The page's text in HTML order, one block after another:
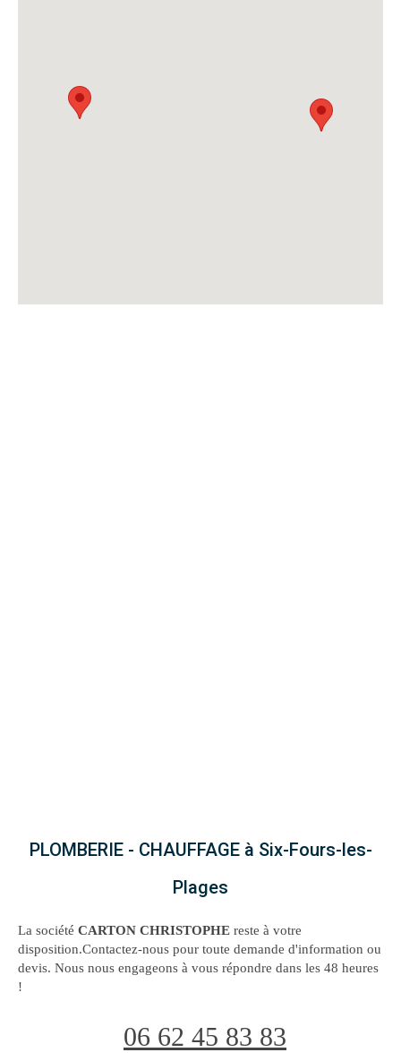
PLOMBERIE - CHAUFFAGE à Six-Fours-les-
Plages
La société CARTON CHRISTOPHE reste à votre
disposition.Contactez-nous pour toute demande d'information ou
devis. Nous nous engageons à vous répondre dans les 48 heures
!
06 62 45 83 83